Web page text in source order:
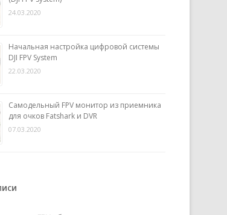
24.03.2020
Начальная настройка цифровой системы
DJI FPV System
22.03.2020
Самодельный FPV монитор из приемника
для очков Fatshark и DVR
07.03.2020